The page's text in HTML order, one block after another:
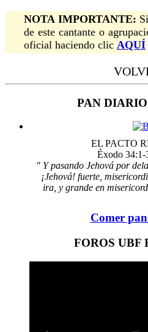
NOTA IMPORTANTE:
de este cantante o
oficial haciendo clic AQUÍ
PAN
EL PACTO
Éxodo
" Y pasando Jehová por
¡Jehová! fuerte,
ira, y grande en
Comer
FOROS UBF